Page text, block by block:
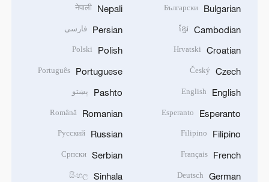
Bulgarian
Български
Cambodian
ខ្មែរ
Croatian
Hrvatski
Czech
Český
English
English
Esperanto
Esperanto
Filipino
Filipino
French
Français
German
Deutsch
Nepali
नेपाली
Persian فارسی
Polish
Polski
Portuguese
Português
Pashto پښتو
Romanian
Română
Russian
Русский
Serbian
Српски
Sinhala
සිංහල